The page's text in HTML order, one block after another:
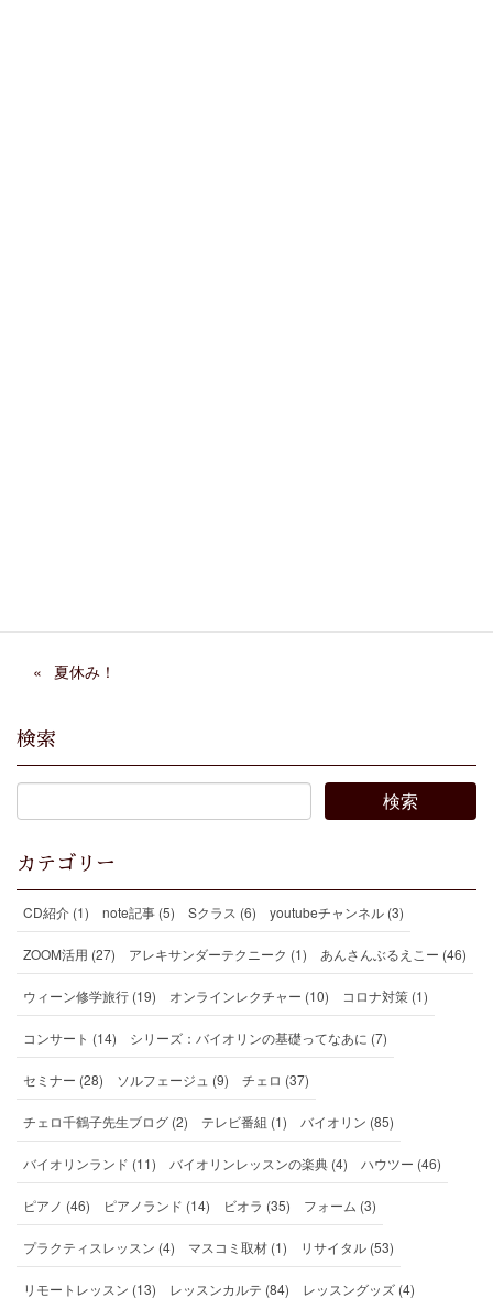
夏休み！
検索
カテゴリー
CD紹介 (1) note記事 (5) Sクラス (6) youtubeチャンネル (3)
ZOOM活用 (27) アレキサンダーテクニーク (1) あんさんぶるえこー (46)
ウィーン修学旅行 (19) オンラインレクチャー (10) コロナ対策 (1)
コンサート (14) シリーズ：バイオリンの基礎ってなあに (7)
セミナー (28) ソルフェージュ (9) チェロ (37)
チェロ千鶴子先生ブログ (2) テレビ番組 (1) バイオリン (85)
バイオリンランド (11) バイオリンレッスンの楽典 (4) ハウツー (46)
ピアノ (46) ピアノランド (14) ビオラ (35) フォーム (3)
プラクティスレッスン (4) マスコミ取材 (1) リサイタル (53)
リモートレッスン (13) レッスンカルテ (84) レッスングッズ (4)